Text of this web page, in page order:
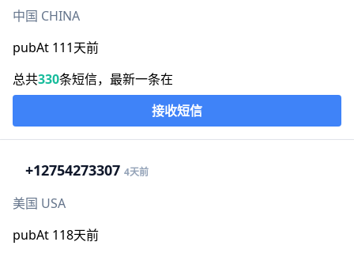
中国 CHINA
pubAt 111天前
总共330条短信，最新一条在
接收短信
+12754273307 4天前
美国 USA
pubAt 118天前